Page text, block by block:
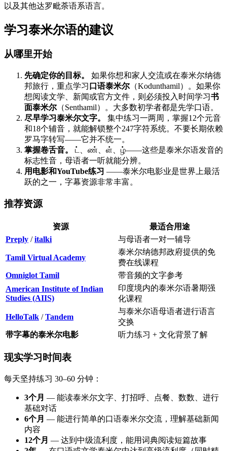
以及其他达罗毗荼语系语言。
学习泰米尔语的建议
从哪里开始
先确定你的目标。
如果你想和家人交流或在泰米尔纳德
邦旅行，重点学习 口语泰米尔 （Kodunthamil）。如果你
想阅读文学、新闻或官方文件，则必须投入时间学习书
面泰米尔 （Senthamil）。大多数初学者都是先学口语。
尽早学习泰米尔文字。
集中练习一两周，掌握12个元音
和18个辅音，就能解锁整个247字符系统。不要长期依赖
罗马字转写——它并不统一。
掌握卷舌音。
ட்、ண்、ள்、ழ்——这些是泰米尔语发音的
标志性音，母语者一听就能分辨。
用电影和YouTube练习 ——泰米尔电影业是世界上最活
跃的之一，字幕资源非常丰富。
推荐资源
资源
最适合用途
Preply /italki 与母语者一对一辅导
Tamil Virtual Academy
泰米尔纳德邦政府提供的免
费在线课程
Omniglot Tamil
带音频的文字参考
American Institute of Indian
Studies (AIIS)
印度境内的泰米尔语暑期强
化课程
HelloTalk /Tandem
与泰米尔语母语者进行语言
交换
带字幕的泰米尔电影
听力练习 + 文化背景了解
现实学习时间表
每天坚持练习 30–60 分钟：
3个月 — 能读泰米尔文字、打招呼、点餐、数数、进行
基础对话
6个月 — 能进行简单的口语泰米尔交流，理解基础新闻
内容
12个月 — 达到中级流利度，能用词典阅读短篇故事